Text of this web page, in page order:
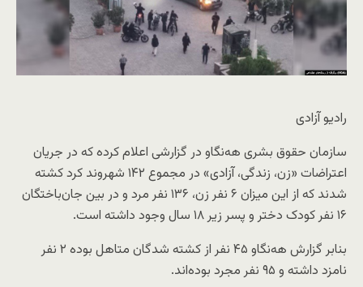
رادیو آزادی
سازمان حقوق بشری هه‌نگاو در گزارشی اعلام کرده که در جریان
اعتراضات «زن، زندگی، آزادی» در مجموع ۱۴۲ شهروند کرد کشته
شدند که از این میزان ۶ نفر زن، ۱۳۶ نفر مرد و در بین جان‌باختگان
۱۶ نفر کودک دختر و پسر زیر ۱۸ سال وجود داشته است.
بنابر گزارش هه‌نگاو ۴۵ نفر از کشته شدگان متاهل بوده‌ ۲ نفر
نامزد داشته و ۹۵ نفر مجرد بوده‌اند.